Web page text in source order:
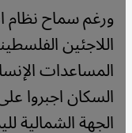
ورغم سماح نظام
اللاجئين
السكان اجبروا
الجهة الشمالية